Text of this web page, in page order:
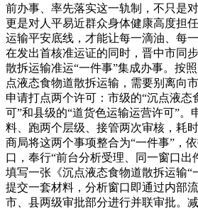
前办事、率先落实这一轨制，不只是
更是对人平易近群众身体健康高度担
运输平安底线，才能让每一滴油、每
在发出首核准运证的同时，晋中市同
散拆运输准运“一件事”集成办事。按
点液态食物道散拆运输，需要别离向
申请打点两个许可：市级的“沉点液态
可”和县级的“道货色运输运营许可”。
料、跑两个层级、接管两次审核，耗
商局将这两个事项整合为“一件事”，
口，奉行“前台分析受理、同一窗口出
填写一张《沉点液态食物道散拆运输“
提交一套材料，分析窗口即通过内部
市、县两级审批部分进行并联审批。